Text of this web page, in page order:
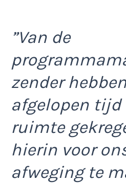
”Van de
zender
afgelopen tijd
ruimte
hierin voor
afweging te